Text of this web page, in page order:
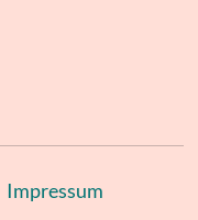
Impressum